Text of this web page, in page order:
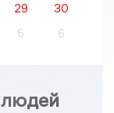
29
30
5 6
людей